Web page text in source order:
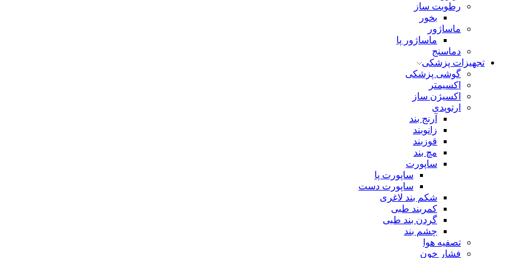
رطوبت ساز
بخور
ماساژور
ماساژور پا
دماسنج
تجهیزات پزشکی
گوشی پزشکی
اکسیمتر
اکسیژن ساز
ارتوپدی
آرنج بند
زانوبند
قوزبند
مچ بند
ساپورت
ساپورت پا
ساپورت دست
شکم بند لاغری
کمربند طبی
گردن بند طبی
چشم بند
تصفیه هوا
فشار خون